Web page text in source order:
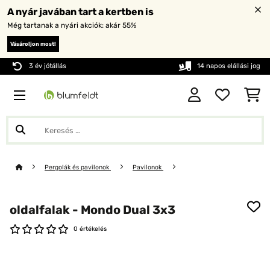
A nyár javában tart a kertben is
Még tartanak a nyári akciók: akár 55%
Vásároljon most!
3 év jótállás 14 napos elállási jog
Pergolák és pavilonok Pavilonok
oldalfalak - Mondo Dual 3x3
0 értékelés